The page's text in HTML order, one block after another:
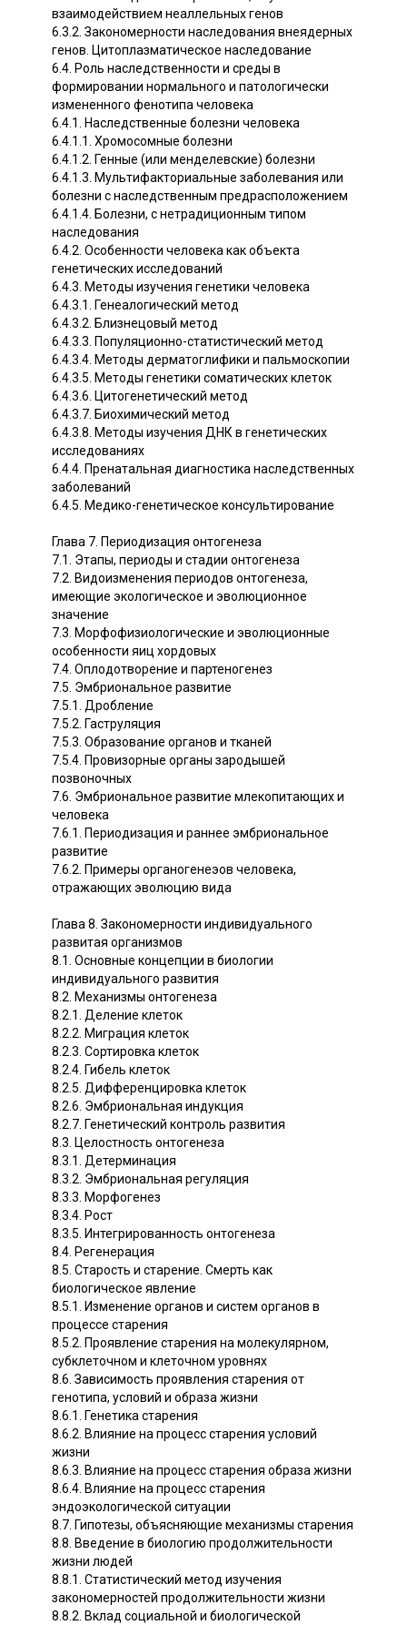
взаимодействием неаллельных генов
6.3.2. Закономерности наследования внеядерных
генов. Цитоплазматическое наследование
6.4. Роль наследственности и среды в
формировании нормального и патологически
измененного фенотипа человека
6.4.1. Наследственные болезни человека
6.4.1.1. Хромосомные болезни
6.4.1.2. Генные (или менделевские) болезни
6.4.1.3. Мультифакториальные заболевания или
болезни с наследственным предрасположением
6.4.1.4. Болезни, с нетрадиционным типом
наследования
6.4.2. Особенности человека как объекта
генетических исследований
6.4.3. Методы изучения генетики человека
6.4.3.1. Генеалогический метод
6.4.3.2. Близнецовый метод
6.4.3.3. Популяционно-статистический метод
6.4.3.4. Методы дерматоглифики и пальмоскопии
6.4.3.5. Методы генетики соматических клеток
6.4.3.6. Цитогенетический метод
6.4.3.7. Биохимический метод
6.4.3.8. Методы изучения ДНК в генетических
исследованиях
6.4.4. Пренатальная диагностика наследственных
заболеваний
6.4.5. Медико-генетическое консультирование
Глава 7. Периодизация онтогенеза
7.1. Этапы, периоды и стадии онтогенеза
7.2. Видоизменения периодов онтогенеза,
имеющие экологическое и эволюционное
значение
7.3. Морфофизиологические и эволюционные
особенности яиц хордовых
7.4. Оплодотворение и партеногенез
7.5. Эмбриональное развитие
7.5.1. Дробление
7.5.2. Гаструляция
7.5.3. Образование органов и тканей
7.5.4. Провизорные органы зародышей
позвоночных
7.6. Эмбриональное развитие млекопитающих и
человека
7.6.1. Периодизация и раннее эмбриональное
развитие
7.6.2. Примеры органогенеэов человека,
отражающих эволюцию вида
Глава 8. Закономерности индивидуального
развитая организмов
8.1. Основные концепции в биологии
индивидуального развития
8.2. Механизмы онтогенеза
8.2.1. Деление клеток
8.2.2. Миграция клеток
8.2.3. Сортировка клеток
8.2.4. Гибель клеток
8.2.5. Дифференцировка клеток
8.2.6. Эмбриональная индукция
8.2.7. Генетический контроль развития
8.3. Целостность онтогенеза
8.3.1. Детерминация
8.3.2. Эмбриональная регуляция
8.3.3. Морфогенез
8.3.4. Рост
8.3.5. Интегрированность онтогенеза
8.4. Регенерация
8.5. Старость и старение. Смерть как
биологическое явление
8.5.1. Изменение органов и систем органов в
процессе старения
8.5.2. Проявление старения на молекулярном,
субклеточном и клеточном уровнях
8.6. Зависимость проявления старения от
генотипа, условий и образа жизни
8.6.1. Генетика старения
8.6.2. Влияние на процесс старения условий
жизни
8.6.3. Влияние на процесс старения образа жизни
8.6.4. Влияние на процесс старения
эндоэкологической ситуации
8.7. Гипотезы, объясняющие механизмы старения
8.8. Введение в биологию продолжительности
жизни людей
8.8.1. Статистический метод изучения
закономерностей продолжительности жизни
8.8.2. Вклад социальной и биологической